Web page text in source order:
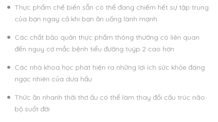
Thực phẩm chế biến sẵn có thể đang chiếm hết sự tập trung
của bạn ngay cả khi bạn ăn uống lành mạnh
Các chất bảo quản thực phẩm thông thường có liên quan
đến nguy cơ mắc bệnh tiểu đường tuýp 2 cao hơn
Các nhà khoa học phát hiện ra những lợi ích sức khỏe đáng
ngạc nhiên của dưa hấu
Thức ăn nhanh thời thơ ấu có thể làm thay đổi cấu trúc não
bộ suốt đời